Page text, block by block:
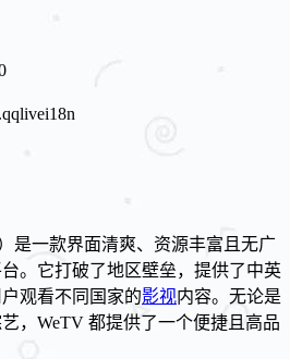
是一款界面清爽、资源丰富且无广
。它打破了地区壁垒，提供了中英
观看不同国家的影视内容。无论是
，WeTV 都提供了一个便捷且高品